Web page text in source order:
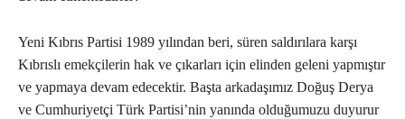
Yeni Kıbrıs Partisi 1989 yılından beri, süren saldırılara karşı
Kıbrıslı emekçilerin hak ve çıkarları için elinden geleni yapmıştır
ve yapmaya devam edecektir. Başta arkadaşımız Doğuş Derya
ve Cumhuriyetçi Türk Partisi’nin yanında olduğumuzu duyurur